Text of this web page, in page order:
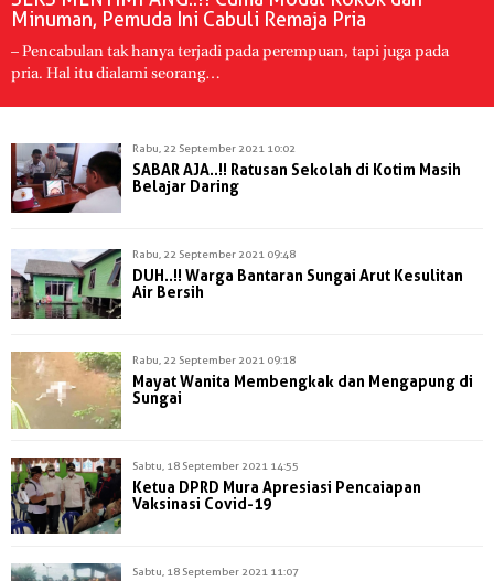
Minuman, Pemuda Ini Cabuli Remaja Pria
– Pencabulan tak hanya terjadi pada perempuan, tapi juga pada
pria. Hal itu dialami seorang…
Rabu, 22 September 2021 10:02
SABAR AJA..!! Ratusan Sekolah di Kotim Masih
Belajar Daring
Rabu, 22 September 2021 09:48
DUH..!! Warga Bantaran Sungai Arut Kesulitan
Air Bersih
Rabu, 22 September 2021 09:18
Mayat Wanita Membengkak dan Mengapung di
Sungai
Sabtu, 18 September 2021 14:55
Ketua DPRD Mura Apresiasi Pencaiapan
Vaksinasi Covid-19
Sabtu, 18 September 2021 11:07